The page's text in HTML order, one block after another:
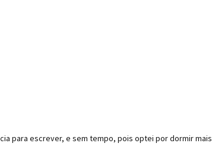
para escrever, e sem tempo, pois optei por dormir mais